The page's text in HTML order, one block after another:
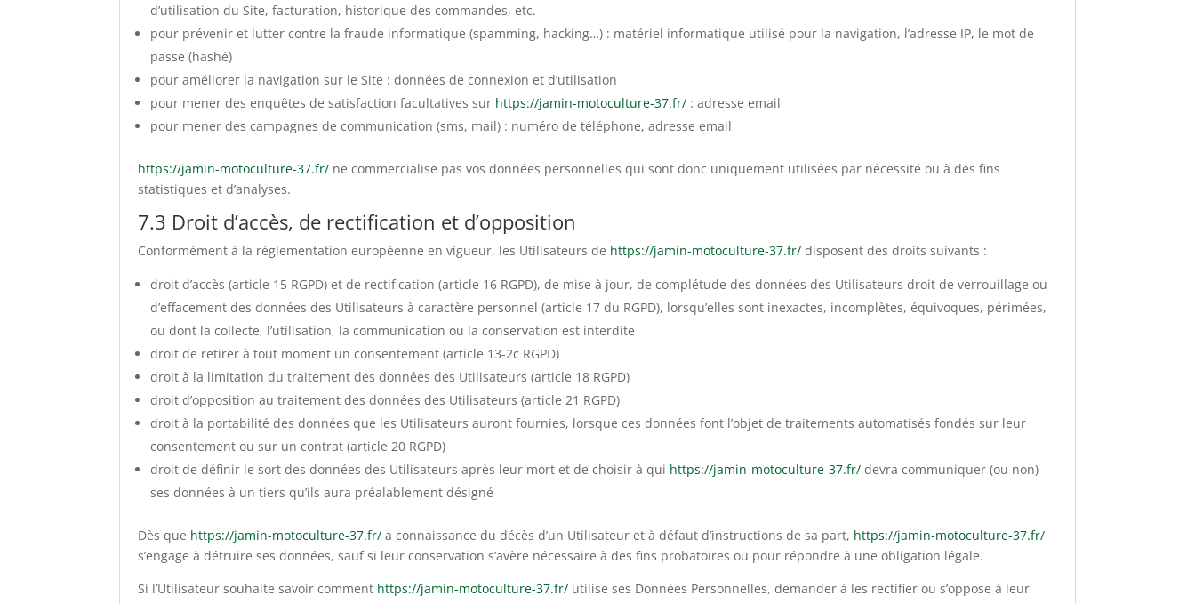
d’utilisation du Site, facturation, historique des commandes, etc.
pour prévenir et lutter contre la fraude informatique (spamming, hacking…) : matériel informatique utilisé pour la navigation, l’adresse IP, le mot de
passe (hashé)
pour améliorer la navigation sur le Site : données de connexion et d’utilisation
pour mener des enquêtes de satisfaction facultatives sur https://jamin-motoculture-37.fr/ : adresse email
pour mener des campagnes de communication (sms, mail) : numéro de téléphone, adresse email
https://jamin-motoculture-37.fr/ ne commercialise pas vos données personnelles qui sont donc uniquement utilisées par nécessité ou à des fins
statistiques et d’analyses.
7.3 Droit d’accès, de rectification et d’opposition
Conformément à la réglementation européenne en vigueur, les Utilisateurs de https://jamin-motoculture-37.fr/ disposent des droits suivants :
droit d’accès (article 15 RGPD) et de rectification (article 16 RGPD), de mise à jour, de complétude des données des Utilisateurs droit de verrouillage ou
d’effacement des données des Utilisateurs à caractère personnel (article 17 du RGPD), lorsqu’elles sont inexactes, incomplètes, équivoques, périmées,
ou dont la collecte, l’utilisation, la communication ou la conservation est interdite
droit de retirer à tout moment un consentement (article 13-2c RGPD)
droit à la limitation du traitement des données des Utilisateurs (article 18 RGPD)
droit d’opposition au traitement des données des Utilisateurs (article 21 RGPD)
droit à la portabilité des données que les Utilisateurs auront fournies, lorsque ces données font l’objet de traitements automatisés fondés sur leur
consentement ou sur un contrat (article 20 RGPD)
droit de définir le sort des données des Utilisateurs après leur mort et de choisir à qui https://jamin-motoculture-37.fr/ devra communiquer (ou non)
ses données à un tiers qu’ils aura préalablement désigné
Dès que https://jamin-motoculture-37.fr/ a connaissance du décès d’un Utilisateur et à défaut d’instructions de sa part, https://jamin-motoculture-37.fr/
s’engage à détruire ses données, sauf si leur conservation s’avère nécessaire à des fins probatoires ou pour répondre à une obligation légale.
Si l’Utilisateur souhaite savoir comment https://jamin-motoculture-37.fr/ utilise ses Données Personnelles, demander à les rectifier ou s’oppose à leur